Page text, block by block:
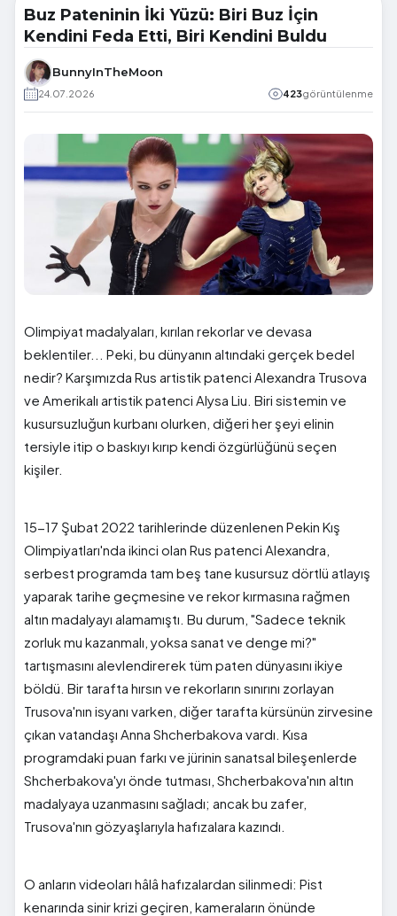
Buz Pateninin İki Yüzü: Biri Buz İçin
Kendini Feda Etti, Biri Kendini Buldu
BunnyInTheMoon
24.07.2026 423görüntülenme
Olimpiyat madalyaları, kırılan rekorlar ve devasa
beklentiler... Peki, bu dünyanın altındaki gerçek bedel
nedir? Karşımızda Rus artistik patenci Alexandra Trusova
ve Amerikalı artistik patenci Alysa Liu. Biri sistemin ve
kusursuzluğun kurbanı olurken, diğeri her şeyi elinin
tersiyle itip o baskıyı kırıp kendi özgürlüğünü seçen
kişiler.
15-17 Şubat 2022 tarihlerinde düzenlenen Pekin Kış
Olimpiyatları'nda ikinci olan Rus patenci Alexandra,
serbest programda tam beş tane kusursuz dörtlü atlayış
yaparak tarihe geçmesine ve rekor kırmasına rağmen
altın madalyayı alamamıştı. Bu durum, "Sadece teknik
zorluk mu kazanmalı, yoksa sanat ve denge mi?"
tartışmasını alevlendirerek tüm paten dünyasını ikiye
böldü. Bir tarafta hırsın ve rekorların sınırını zorlayan
Trusova'nın isyanı varken, diğer tarafta kürsünün zirvesine
çıkan vatandaşı Anna Shcherbakova vardı. Kısa
programdaki puan farkı ve jürinin sanatsal bileşenlerde
Shcherbakova'yı önde tutması, Shcherbakova'nın altın
madalyaya uzanmasını sağladı; ancak bu zafer,
Trusova'nın gözyaşlarıyla hafızalara kazındı.
O anların videoları hâlâ hafızalardan silinmedi: Pist
kenarında sinir krizi geçiren, kameraların önünde